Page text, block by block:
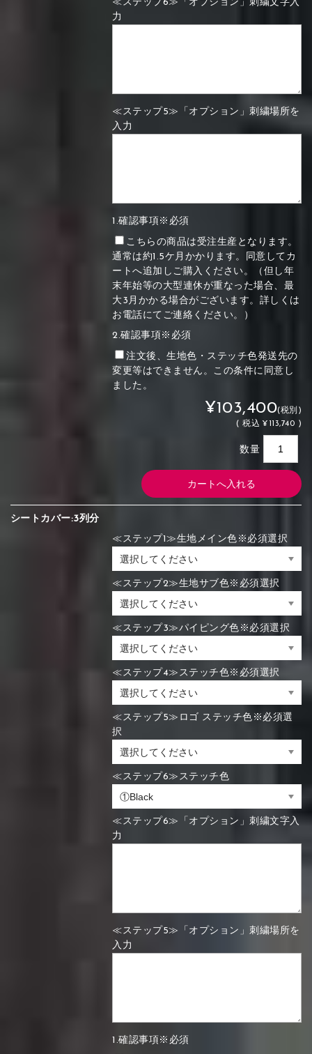
≪ステップ6≫「オプション」刺繍文字入
力
≪ステップ5≫「オプション」刺繍場所を
入力
1.確認事項※必須
こちらの商品は受注生産となります。
通常は約1.5ケ月かかります。同意してカ
ートへ追加しご購入ください。（但し年
末年始等の大型連休が重なった場合、最
大3月かかる場合がございます。詳しくは
お電話にてご連絡ください。）
2.確認事項※必須
注文後、生地色・ステッチ色発送先の
変更等はできません。この条件に同意し
ました。
¥103,400(税別)
(税込 ¥113,740 )
数量
シートカバー:3列分
≪ステップ1≫生地メイン色※必須選択
≪ステップ2≫生地サブ色※必須選択
≪ステップ3≫パイピング色※必須選択
≪ステップ4≫ステッチ色※必須選択
≪ステップ5≫ロゴ ステッチ色※必須選
択
≪ステップ6≫ステッチ色
≪ステップ6≫「オプション」刺繍文字入
力
≪ステップ5≫「オプション」刺繍場所を
入力
1.確認事項※必須